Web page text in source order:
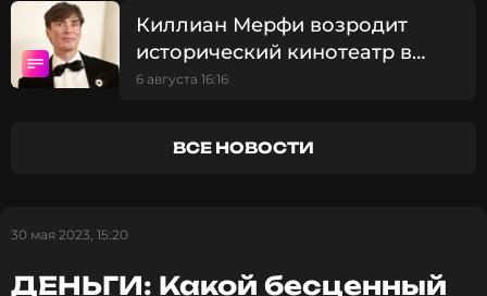
Киллиан Мерфи возродит
исторический кинотеатр в
Ирландии, закрывшийся
6 августа 16:16
ВСЕ НОВОСТИ
30 мая 2023, 15:20
ДЕНЬГИ: Какой бесценный